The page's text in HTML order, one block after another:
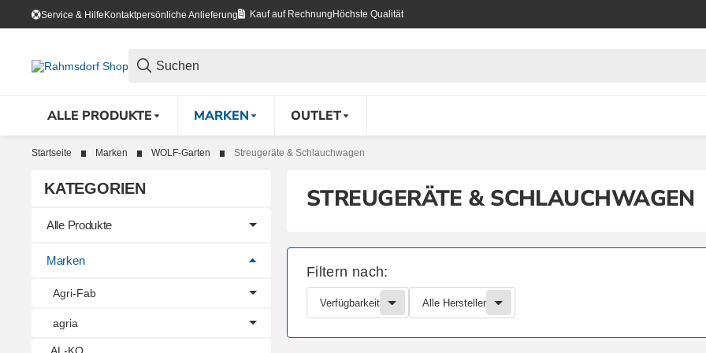
Service & HilfeKontaktpersönliche Anlieferung Kauf auf Rechnung Höchste Qualität
ALLE PRODUKTE MARKEN OUTLET
Startseite Marken WOLF-Garten Streugeräte & Schlauchwagen
STREUGERÄTE & SCHLAUCHWAGEN
Filtern nach:
Verfügbarkeit Alle Hersteller
KATEGORIEN
Alle Produkte
Marken
Agri-Fab
agria
AL-KO